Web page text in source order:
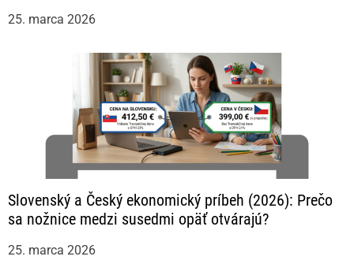
25. marca 2026
Slovenský a Český ekonomický príbeh (2026): Prečo
sa nožnice medzi susedmi opäť otvárajú?
25. marca 2026